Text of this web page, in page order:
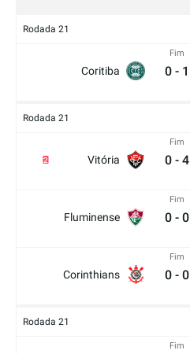
Rodada 21
Coritiba
Fim
0 - 1
Rodada 21
Vitória
2
Fim
0 - 4
Fluminense
Fim
0 - 0
Corinthians
Fim
0 - 0
Rodada 21
Fim